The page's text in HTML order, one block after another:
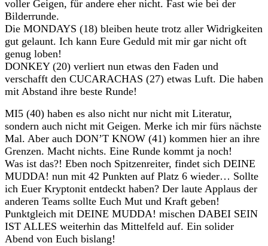
voller Geigen, für andere eher nicht. Fast wie bei der
Bilderrunde.
Die MONDAYS (18) bleiben heute trotz aller Widrigkeiten
gut gelaunt. Ich kann Eure Geduld mit mir gar nicht oft
genug loben!
DONKEY (20) verliert nun etwas den Faden und
verschafft den CUCARACHAS (27) etwas Luft. Die haben
mit Abstand ihre beste Runde!
MI5 (40) haben es also nicht nur nicht mit Literatur,
sondern auch nicht mit Geigen. Merke ich mir fürs nächste
Mal. Aber auch DON’T KNOW (41) kommen hier an ihre
Grenzen. Macht nichts. Eine Runde kommt ja noch!
Was ist das?! Eben noch Spitzenreiter, findet sich DEINE
MUDDA! nun mit 42 Punkten auf Platz 6 wieder… Sollte
ich Euer Kryptonit entdeckt haben? Der laute Applaus der
anderen Teams sollte Euch Mut und Kraft geben!
Punktgleich mit DEINE MUDDA! mischen DABEI SEIN
IST ALLES weiterhin das Mittelfeld auf. Ein solider
Abend von Euch bislang!